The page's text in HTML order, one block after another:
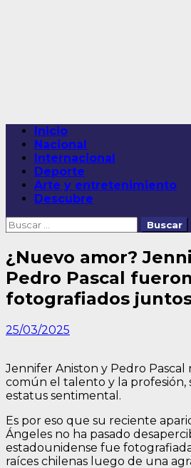
Menú
principal
Inicio
Nacional
Internacional
Deporte
Arte y entretenimiento
Descubre
Buscar:
¿Nuevo amor?
Pedro Pascal fueron
fotografiados
25/03/2025
Jennifer Aniston y Pedro Pascal
común el talento y la profesión,
estatus sentimental.
Es por eso que su reciente
Ángeles no ha pasado
estadounidense fue
raíces chilenas luego de una